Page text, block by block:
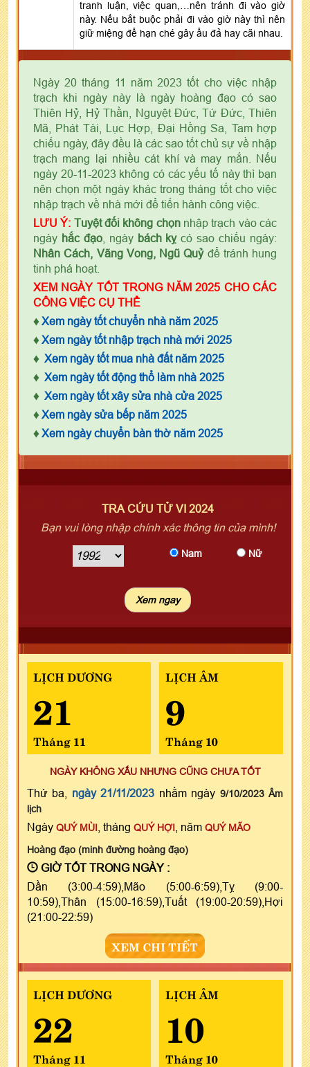
tranh luận, việc quan,…nên tránh đi vào giờ
này. Nếu bắt buộc phải đi vào giờ này thì nên
giữ miệng để hạn ché gây ẩu đả hay cãi nhau.
Ngày 20 tháng 11 năm 2023 tốt cho việc nhập
trạch khi ngày này là ngày hoàng đạo có sao
Thiên Hỷ, Hỷ Thần, Nguyệt Đức, Tứ Đức, Thiên
Mã, Phát Tài, Lục Hợp, Đại Hồng Sa, Tam hợp
chiếu ngày, đây đều là các sao tốt chủ sự về nhập
trạch mang lại nhiều cát khí và may mắn. Nếu
ngày 20-11-2023 không có các yếu tố này thì bạn
nên chọn một ngày khác trong tháng tốt cho việc
nhập trạch về nhà mới để tiến hành công việc.
LƯU Ý: Tuyệt đối không chọnnhập trạch vào các
ngày hắc đạo, ngày bách kỵcó sao chiếu ngày:
Nhân Cách, Vãng Vong, Ngũ Quỷđể tránh hung
tinh phá hoạt.
XEM NGÀY TỐT TRONG NĂM 2025 CHO CÁC
CÔNG VIỆC CỤ THỂ
♦ Xem ngày tốt chuyển nhà năm 2025
♦ Xem ngày tốt nhập trạch nhà mới 2025
♦ Xem ngày tốt mua nhà đất năm 2025
♦ Xem ngày tốt động thổ làm nhà 2025
♦ Xem ngày tốt xây sửa nhà cửa 2025
♦ Xem ngày sửa bếp năm 2025
♦ Xem ngày chuyển bàn thờ năm 2025
TRA CỨU TỬ VI 2024
Bạn vui lòng nhập chính xác thông tin của mình!
Nam Nữ
LỊCH DƯƠNG
21
Tháng 11
LỊCH ÂM
9
Tháng 10
NGÀY KHÔNG XẤU NHƯNG CŨNG CHƯA TỐT
Thứ ba, ngày 21/11/2023 nhằm ngày 9/10/2023 Âm
lịch
Ngày QUÝ MÙI , tháng QUÝ HỢI , năm QUÝ MÃO
Hoàng đạo (minh đường hoàng đạo)
GIỜ TỐT TRONG NGÀY :
Dần (3:00-4:59),Mão (5:00-6:59),Tỵ (9:00-
10:59),Thân (15:00-16:59),Tuất (19:00-20:59),Hợi
(21:00-22:59)
XEM CHI TIẾT
LỊCH DƯƠNG
22
Tháng 11
LỊCH ÂM
10
Tháng 10